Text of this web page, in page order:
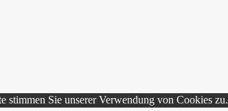
stimmen Sie unserer Verwendung von Cookies zu.